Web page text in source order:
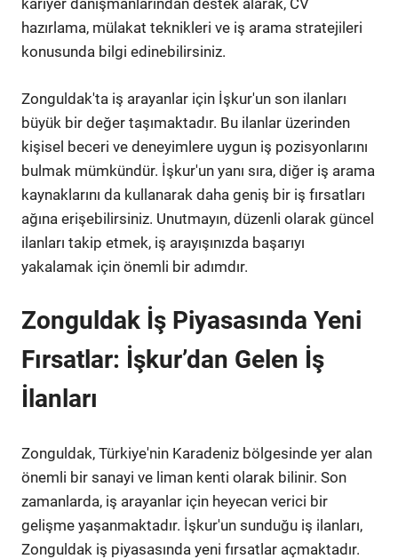
kariyer danışmanlarından destek alarak, CV
hazırlama, mülakat teknikleri ve iş arama stratejileri
konusunda bilgi edinebilirsiniz.
Zonguldak'ta iş arayanlar için İşkur'un son ilanları
büyük bir değer taşımaktadır. Bu ilanlar üzerinden
kişisel beceri ve deneyimlere uygun iş pozisyonlarını
bulmak mümkündür. İşkur'un yanı sıra, diğer iş arama
kaynaklarını da kullanarak daha geniş bir iş fırsatları
ağına erişebilirsiniz. Unutmayın, düzenli olarak güncel
ilanları takip etmek, iş arayışınızda başarıyı
yakalamak için önemli bir adımdır.
Zonguldak İş Piyasasında Yeni
Fırsatlar: İşkur’dan Gelen İş
İlanları
Zonguldak, Türkiye'nin Karadeniz bölgesinde yer alan
önemli bir sanayi ve liman kenti olarak bilinir. Son
zamanlarda, iş arayanlar için heyecan verici bir
gelişme yaşanmaktadır. İşkur'un sunduğu iş ilanları,
Zonguldak iş piyasasında yeni fırsatlar açmaktadır.